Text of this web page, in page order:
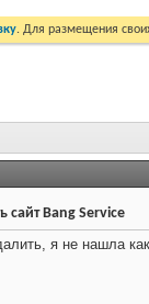
. Для размещения
Bang Service
я не нашла